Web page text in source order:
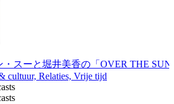
スーと堀井美香の「OVER THE SUN
cultuur, Relaties, Vrije tijd